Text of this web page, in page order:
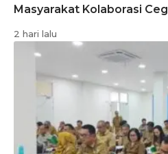
Masyarakat Kolaborasi
2 hari lalu